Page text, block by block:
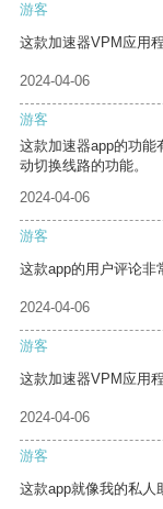
游客
这款加速器VPM应用
2024-04-06
游客
这款加速器app的功能
动切换线路的功能。
2024-04-06
游客
这款app的用户评论非
2024-04-06
游客
这款加速器VPM应用
2024-04-06
游客
这款app就像我的私人